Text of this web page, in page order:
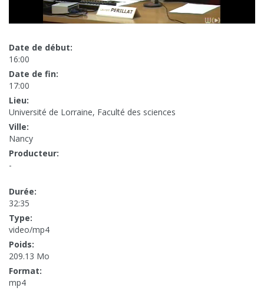
Date de début:
16:00
Date de fin:
17:00
Lieu:
Université de Lorraine, Faculté des sciences
Ville:
Nancy
Producteur:
-
Durée:
32:35
Type:
video/mp4
Poids:
209.13 Mo
Format:
mp4